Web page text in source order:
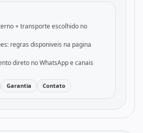
+ transporte escolhido no
regras disponiveis na pagina
direto no WhatsApp e canais
Garantia Contato